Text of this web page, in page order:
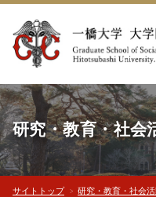
研究・教育・社会
サイトトップ 研究・教育・社会